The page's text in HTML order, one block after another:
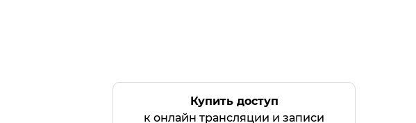
Купить доступ
к онлайн трансляции и записи